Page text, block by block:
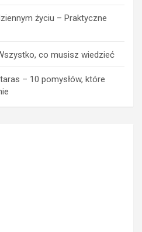
życiu – Praktyczne
co musisz wiedzieć
– 10 pomysłów, które